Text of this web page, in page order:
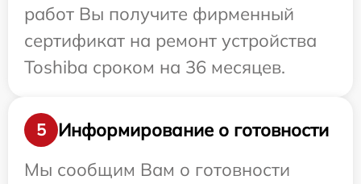
работ Вы получите фирменный
сертификат на ремонт устройства
Toshiba сроком на 36 месяцев.
5
Информирование о готовности
Мы сообщим Вам о готовности